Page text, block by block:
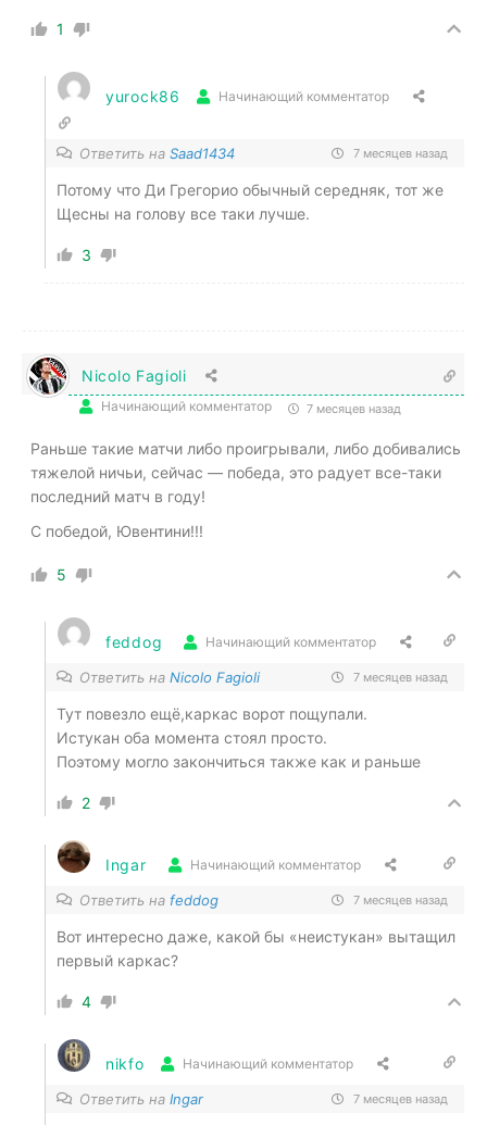
1
yurock86 Начинающий комментатор
Ответить на Saad1434 7 месяцев назад
Потому что Ди Грегорио обычный середняк, тот же
Щесны на голову все таки лучше.
3
Nicolo Fagioli
Начинающий комментатор 7 месяцев назад
Раньше такие матчи либо проигрывали, либо добивались
тяжелой ничьи, сейчас — победа, это радует все-таки
последний матч в году!
С победой, Ювентини!!!
5
feddog Начинающий комментатор
Ответить на Nicolo Fagioli 7 месяцев назад
Тут повезло ещё,каркас ворот пощупали.
Истукан оба момента стоял просто.
Поэтому могло закончиться также как и раньше
2
Ingar Начинающий комментатор
Ответить на feddog 7 месяцев назад
Вот интересно даже, какой бы «неистукан» вытащил
первый каркас?
4
nikfo Начинающий комментатор
Ответить на Ingar 7 месяцев назад